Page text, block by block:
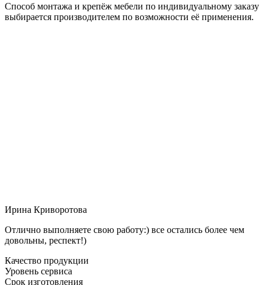
Способ монтажа и крепёж мебели по индивидуальному заказу
выбирается производителем по возможности её применения.
Ирина Криворотова
Отлично выполняете свою работу:) все остались более чем
довольны, респект!)
Качество продукции
Уровень сервиса
Срок изготовления